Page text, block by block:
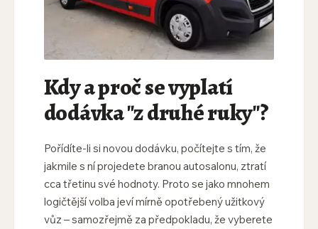
Kdy a proč se vyplatí
dodávka "z druhé ruky"?
Pořídíte-li si novou dodávku, počítejte s tím, že
jakmile s ní projedete branou autosalonu, ztratí
cca třetinu své hodnoty. Proto se jako mnohem
logičtější volba jeví mírně opotřebený užitkový
vůz – samozřejmě za předpokladu, že vyberete